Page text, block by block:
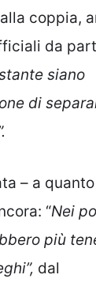
coppia,
da
siano
di
– a quanto
“Nei
più
dal